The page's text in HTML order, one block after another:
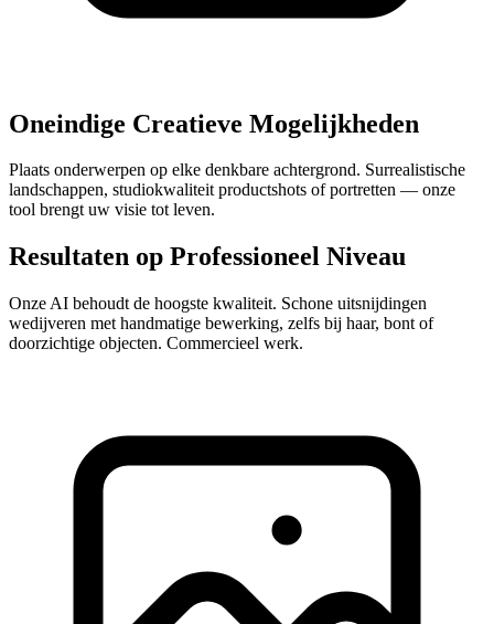
Oneindige Creatieve Mogelijkheden
Plaats onderwerpen op elke denkbare achtergrond. Surrealistische
landschappen, studiokwaliteit productshots of portretten — onze
tool brengt uw visie tot leven.
Resultaten op Professioneel Niveau
Onze AI behoudt de hoogste kwaliteit. Schone uitsnijdingen
wedijveren met handmatige bewerking, zelfs bij haar, bont of
doorzichtige objecten. Commercieel werk.